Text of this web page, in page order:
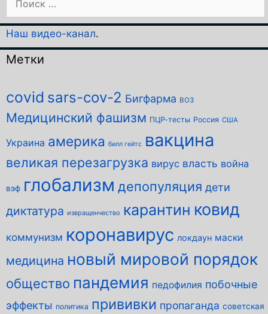
Наш видео-канал.
Метки
covid sars-cov-2 Бигфарма ВОЗ
Медицинский фашизм ПЦР-тесты Россия США
Украина америка билл гейтс вакцина
великая перезагрузка вирус власть война
вэф глобализм депопуляция дети
диктатура извращенчество карантин ковид
коммунизм коронавирус локдаун маски
медицина новый мировой порядок
общество пандемия педофилия побочные
эффекты политика прививки пропаганда советская